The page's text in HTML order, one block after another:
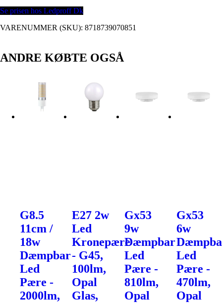
Se prisen hos Ledproff Dk
VARENUMMER (SKU): 8718739070851
ANDRE KØBTE OGSÅ
G8.5
11cm /
18w
Dæmpbar
Led
Pære -
2000lm,
E27 2w
Led
Kronepære
- G45,
100lm,
Opal
Glas,
Gx53
9w
Dæmpbar
Led
Pære -
810lm,
Opal
Gx53
6w
Led
Pære -
470lm,
Opal